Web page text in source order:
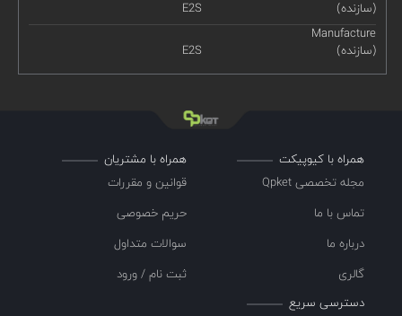
(سازنده)
E2S
Manufacture
(سازنده)
E2S
همراه با کیوپیکت
مجله تخصصی Qpket
تماس با ما
درباره ما
گالری
همراه با مشتریان
قوانین و مقررات
حریم خصوصی
سوالات متداول
ثبت نام / ورود
دسترسی سریع